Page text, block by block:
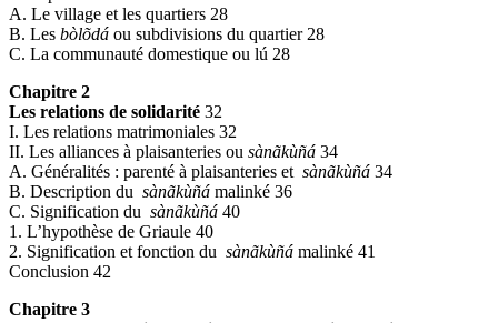
A. Le village et les quartiers 28
B. Les bòlõdá ou subdivisions du quartier 28
C. La communauté domestique ou lú 28
Chapitre 2
Les relations de solidarité 32
I. Les relations matrimoniales 32
II. Les alliances à plaisanteries ou sànãkùñá 34
A. Généralités : parenté à plaisanteries et sànãkùñá 34
B. Description du sànãkùñá malinké 36
C. Signification du sànãkùñá 40
1. L’hypothèse de Griaule 40
2. Signification et fonction du sànãkùñá malinké 41
Conclusion 42
Chapitre 3